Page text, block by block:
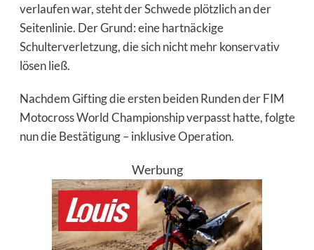
verlaufen war, steht der Schwede plötzlich an der
Seitenlinie. Der Grund: eine hartnäckige
Schulterverletzung, die sich nicht mehr konservativ
lösen ließ.
Nachdem Gifting die ersten beiden Runden der FIM
Motocross World Championship verpasst hatte, folgte
nun die Bestätigung – inklusive Operation.
Werbung